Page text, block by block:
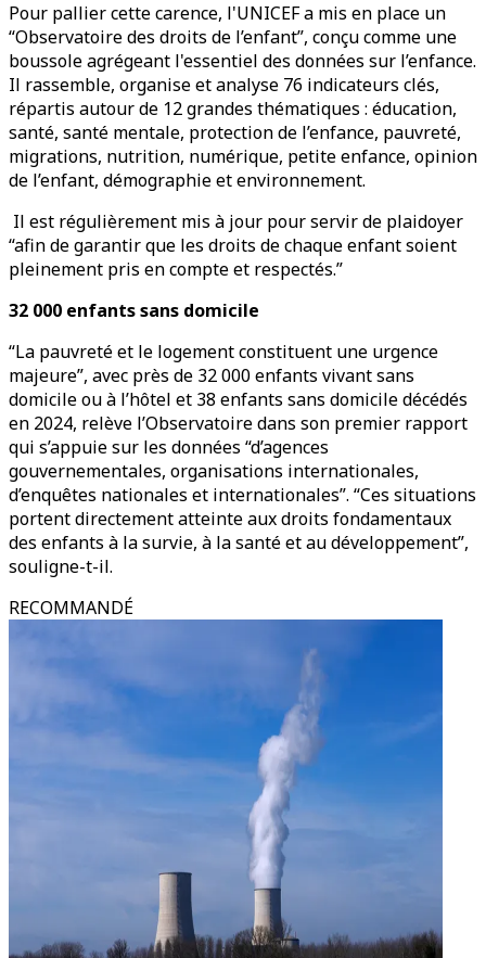
Pour pallier cette carence, l'UNICEF a mis en place un
“Observatoire des droits de l’enfant”, conçu comme une
boussole agrégeant l'essentiel des données sur l’enfance.
Il rassemble, organise et analyse 76 indicateurs clés,
répartis autour de 12 grandes thématiques : éducation,
santé, santé mentale, protection de l’enfance, pauvreté,
migrations, nutrition, numérique, petite enfance, opinion
de l’enfant, démographie et environnement.
Il est régulièrement mis à jour pour servir de plaidoyer
“afin de garantir que les droits de chaque enfant soient
pleinement pris en compte et respectés.”
32 000 enfants sans domicile
“La pauvreté et le logement constituent une urgence
majeure”, avec près de 32 000 enfants vivant sans
domicile ou à l’hôtel et 38 enfants sans domicile décédés
en 2024, relève l’Observatoire dans son premier rapport
qui s’appuie sur les données “d’agences
gouvernementales, organisations internationales,
d’enquêtes nationales et internationales”. “Ces situations
portent directement atteinte aux droits fondamentaux
des enfants à la survie, à la santé et au développement”,
souligne-t-il.
RECOMMANDÉ